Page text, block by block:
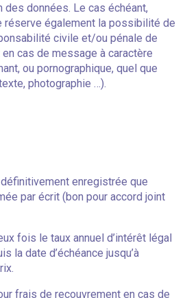
données. Le cas échéant,
réserve également la possibilité de
civile et/ou pénale de
en cas de message à caractère
ou pornographique, quel que
photographie …).
définitivement enregistrée que
par écrit (bon pour accord joint
fois le taux annuel d’intérêt légal
la date d’échéance jusqu’à
frais de recouvrement en cas de